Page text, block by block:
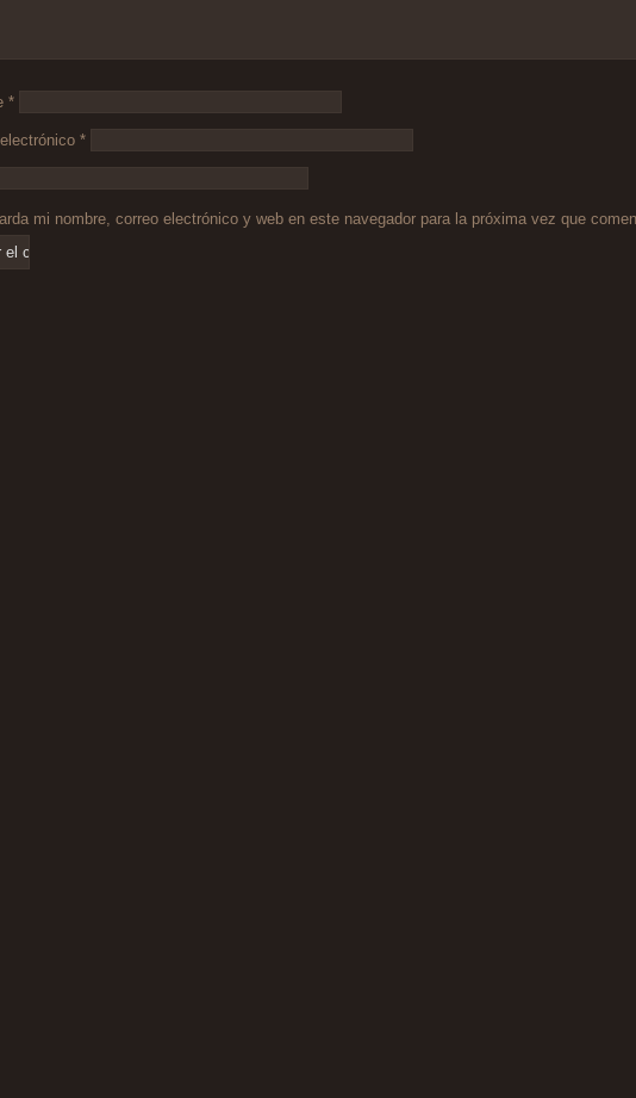
*
*
mi nombre, correo electrónico y web en este navegador para la próxima vez que